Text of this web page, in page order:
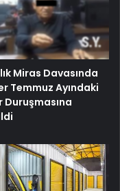
Miras Davasında
Temmuz Ayındaki
Duruşmasına